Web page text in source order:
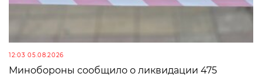
12:03 05.08.2026
Минобороны сообщило о ликвидации 475